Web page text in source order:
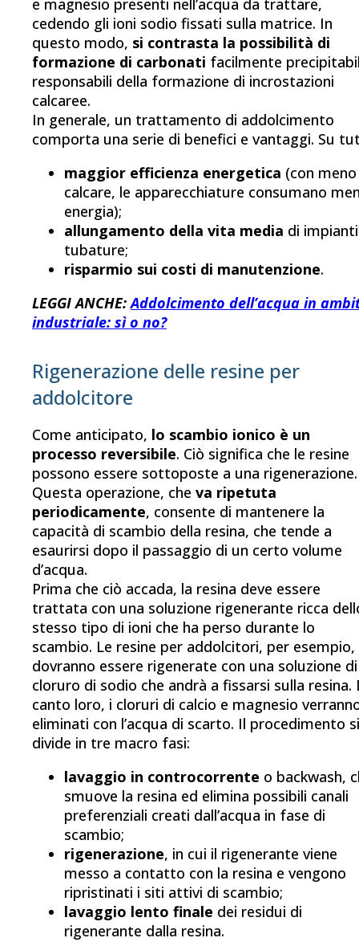
e magnesio presenti nell’acqua da trattare,
cedendo gli ioni sodio fissati sulla matrice. In
questo modo, si contrasta la possibilità di
formazione di carbonati facilmente
responsabili della formazione di incrostazioni
calcaree.
In generale, un trattamento di addolcimento
comporta una serie di benefici e vantaggi. Su
maggior efficienza energetica (con meno
calcare, le apparecchiature consumano
energia);
allungamento della vita media di
tubature;
risparmio sui costi di manutenzione.
LEGGI ANCHE:Addolcimento dell’acqua in
industriale: sì o no?
Rigenerazione delle resine per
addolcitore
Come anticipato, lo scambio ionico è un
processo reversibile. Ciò significa che le resine
possono essere sottoposte a una rigenerazione.
Questa operazione, che va ripetuta
periodicamente, consente di mantenere la
capacità di scambio della resina, che tende a
esaurirsi dopo il passaggio di un certo volume
d’acqua.
Prima che ciò accada, la resina deve essere
trattata con una soluzione rigenerante ricca
stesso tipo di ioni che ha perso durante lo
scambio. Le resine per addolcitori, per esempio,
dovranno essere rigenerate con una soluzione di
cloruro di sodio che andrà a fissarsi sulla resina.
canto loro, i cloruri di calcio e magnesio
eliminati con l’acqua di scarto. Il procedimento si
divide in tre macro fasi:
lavaggio in controcorrente o backwash,
smuove la resina ed elimina possibili canali
preferenziali creati dall’acqua in fase di
scambio;
rigenerazione, in cui il rigenerante viene
messo a contatto con la resina e vengono
ripristinati i siti attivi di scambio;
lavaggio lento finale dei residui di
rigenerante dalla resina.